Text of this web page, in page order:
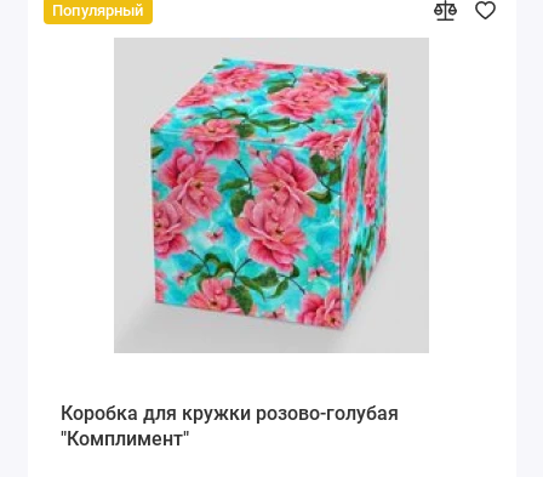
Популярный
Коробка для кружки розово-голубая
"Комплимент"